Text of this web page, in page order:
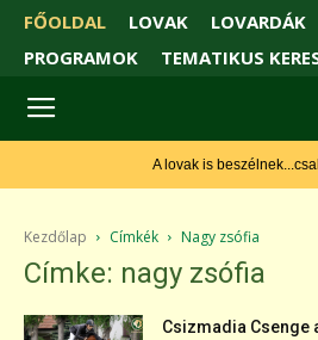
FŐOLDAL LOVAK LOVARDÁK
PROGRAMOK
TEMATIKUS
A lovak is
Kezdőlap Címkék Nagy zsófia
Címke: nagy zsófia
Csizmadia Csenge